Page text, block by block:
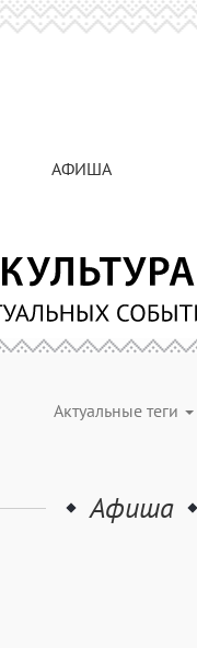
АФИША
Актуальные теги
Афиша